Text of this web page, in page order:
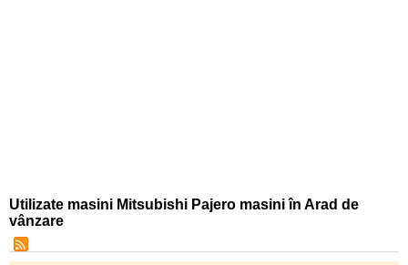
Utilizate masini Mitsubishi Pajero masini în Arad de
vânzare